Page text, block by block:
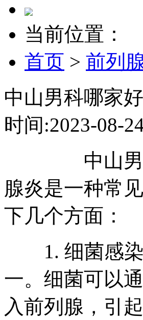
当前位置：
首页 > 前列
中山男科哪家
时间:2023-08-
中山男科哪
腺炎是一种常
下几个方面：
1. 细菌感染
一。细菌可以
入前列腺，引